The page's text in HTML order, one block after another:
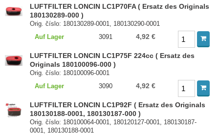
LUFTFILTER LONCIN LC1P70FA ( Ersatz des Originals
180130289-000 )
Orig. číslo: 180130289-0001, 180130290-0001
Auf Lager
3091 4,92 €
LUFTFILTER LONCIN LC1P75F 224cc ( Ersatz des
Originals 180100096-000 )
Orig. číslo: 180100096-0001
Auf Lager
3090 4,92 €
LUFTFILTER LONCIN LC1P92F ( Ersatz des Originals
180130188-0001, 180130187-000 )
Orig. číslo: 180100064-0001, 180120127-0001, 180130187-
0001, 180130188-0001